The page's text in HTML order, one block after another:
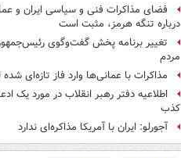
فضای مذاکرات فنی و سیاسی ایران و
درباره تنگه هرمز، مثبت است
تغییر برنامه پخش گفت‌وگوی
مردم
مذاکرات با عمانی‌ها وارد فاز تازه‌ای
اطلاعیه دفتر رهبر انقلاب در مورد یک
کذب
آجورلو: ایران با آمریکا مذاکره‌ای ندارد